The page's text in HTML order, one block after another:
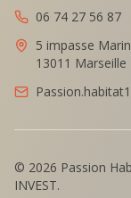
06 74 27 56 87
5 impasse
13011 Marseille
© 2026 Passion
INVEST.